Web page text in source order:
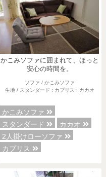
かこみソファに囲まれて、ほっと
安心の時間を。
ソファ / かこみソファ
生地 / スタンダード : カプリス : カカオ
かこみソファ
スタンダード
カカオ
2人掛けローソファ
カプリス